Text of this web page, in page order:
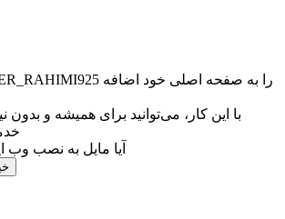
با این کار، می‌توانید برای همیشه و بدون
آیا مایل به نصب وب